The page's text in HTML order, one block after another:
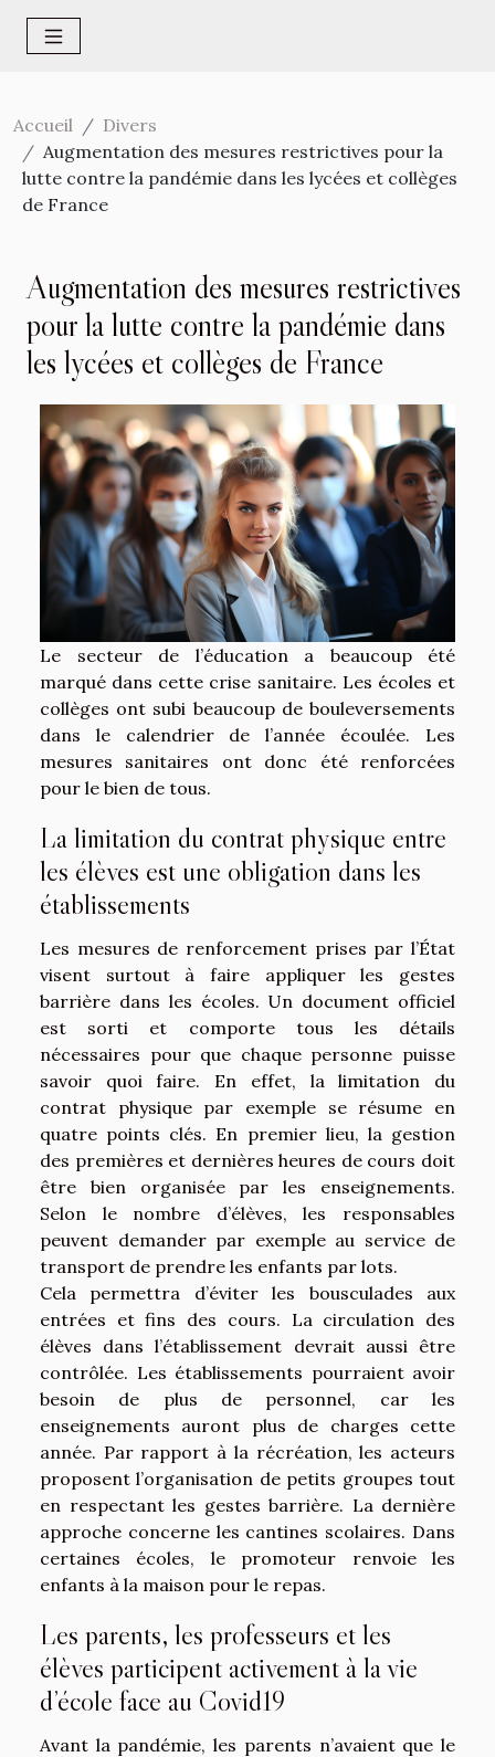
Accueil
Divers
Augmentation des mesures restrictives pour la
lutte contre la pandémie dans les lycées et collèges
de France
Augmentation des mesures restrictives
pour la lutte contre la pandémie dans
les lycées et collèges de France
Le secteur de l’éducation a beaucoup été
marqué dans cette crise sanitaire. Les écoles et
collèges ont subi beaucoup de bouleversements
dans le calendrier de l’année écoulée. Les
mesures sanitaires ont donc été renforcées
pour le bien de tous.
La limitation du contrat physique entre
les élèves est une obligation dans les
établissements
Les mesures de renforcement prises par l’État
visent surtout à faire appliquer les gestes
barrière dans les écoles. Un document officiel
est sorti et comporte tous les détails
nécessaires pour que chaque personne puisse
savoir quoi faire. En effet, la limitation du
contrat physique par exemple se résume en
quatre points clés. En premier lieu, la gestion
des premières et dernières heures de cours doit
être bien organisée par les enseignements.
Selon le nombre d’élèves, les responsables
peuvent demander par exemple au service de
transport de prendre les enfants par lots.
Cela permettra d’éviter les bousculades aux
entrées et fins des cours. La circulation des
élèves dans l’établissement devrait aussi être
contrôlée. Les établissements pourraient avoir
besoin de plus de personnel, car les
enseignements auront plus de charges cette
année. Par rapport à la récréation, les acteurs
proposent l’organisation de petits groupes tout
en respectant les gestes barrière. La dernière
approche concerne les cantines scolaires. Dans
certaines écoles, le promoteur renvoie les
enfants à la maison pour le repas.
Les parents, les professeurs et les
élèves participent activement à la vie
d’école face au Covid19
Avant la pandémie, les parents n’avaient que le